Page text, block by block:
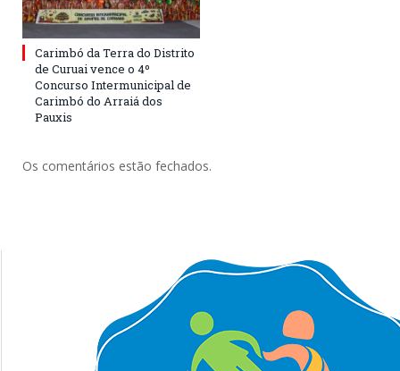
Carimbó da Terra do Distrito
de Curuai vence o 4º
Concurso Intermunicipal de
Carimbó do Arraiá dos
Pauxis
Os comentários estão fechados.